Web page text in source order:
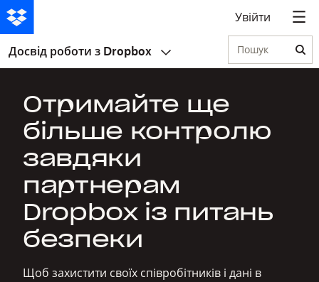
Увійти
Досвід роботи з Dropbox Пошук
Отримайте ще
більше контролю
завдяки
партнерам
Dropbox із питань
безпеки
Щоб захистити своїх співробітників і дані в